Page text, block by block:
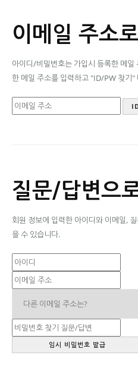
이메일 주소
아이디/비밀번호는 가입시 등록한 메
한 메일 주소를 입력하고 "ID/PW 찾기"
질문/답변으
회원 정보에 입력한 아이디와 이메일,
을 수 있습니다.